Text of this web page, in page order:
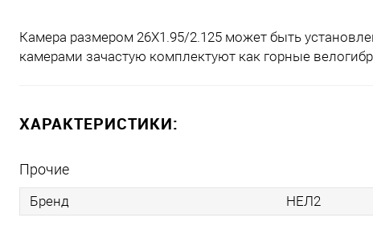
Камера размером 26Х1.95/2.125 может быть
камерами зачастую комплектуют как горные
ХАРАКТЕРИСТИКИ:
Прочие
Бренд НЕЛ2